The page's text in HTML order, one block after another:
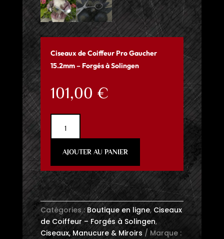
Ciseaux de Coiffeur Pro Gaucher
15.2mm– Forgés à Solingen
101,00 €
Coiffeur
Pro
Gaucher
15.2mm
–
Forgés
à
AJOUTER AU PANIER
Catégories :Boutique en ligne, Ciseaux
de Coiffeur – Forgés à Solingen,
Ciseaux, Manucure & Miroirs
Marque :